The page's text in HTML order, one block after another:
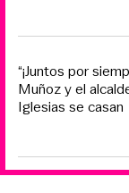
“¡Juntos por
Muñoz y el
Iglesias se casan